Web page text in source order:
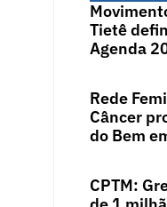
Tietê
Agenda
Rede
Câncer
do Bem
CPTM: